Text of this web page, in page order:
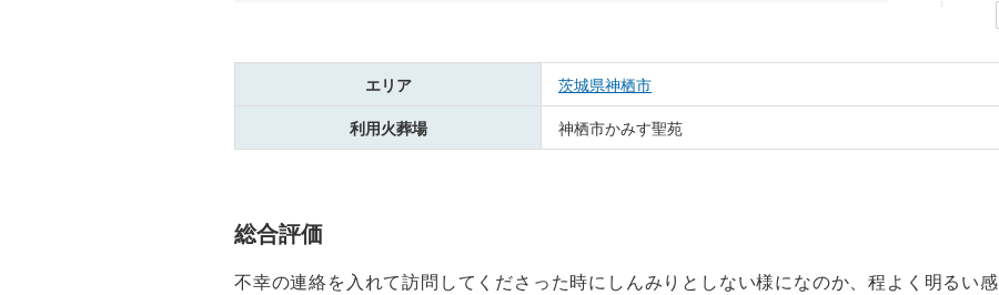
エリア
茨城県神栖市
利用火葬場
神栖市かみす聖苑
総合評価
不幸の連絡を入れて訪問してくださった時にしんみりとしない様になのか、程よく明るい感